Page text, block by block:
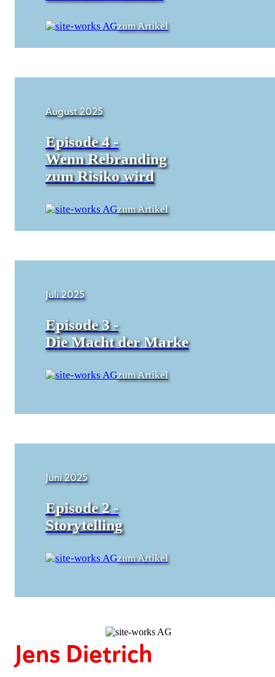
zum Artikel
August 2025
Episode 4 -
Wenn Rebranding
zum Risiko wird
zum Artikel
Juli 2025
Episode 3 -
Die Macht der Marke
zum Artikel
Juni 2025
Episode 2 -
Storytelling
zum Artikel
Jens Dietrich